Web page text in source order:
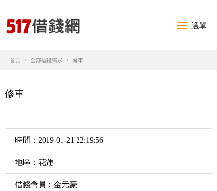
選單
首頁 全部借錢需求 修車
修車
時間：2019-01-21 22:19:56
地區：花蓮
借錢會員：金元豪